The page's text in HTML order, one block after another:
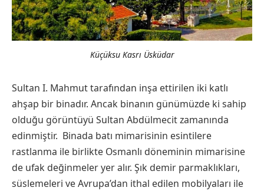
Küçüksu Kasrı Üsküdar
Sultan I. Mahmut tarafından inşa ettirilen iki katlı
ahşap bir binadır. Ancak binanın günümüzde ki sahip
olduğu görüntüyü Sultan Abdülmecit zamanında
edinmiştir. Binada batı mimarisinin esintilere
rastlanma ile birlikte Osmanlı döneminin mimarisine
de ufak değinmeler yer alır. Şık demir parmaklıkları,
süslemeleri ve Avrupa’dan ithal edilen mobilyaları ile